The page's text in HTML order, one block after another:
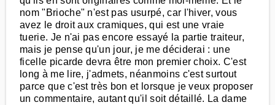
nom "Brioche" n'est pas usurpé, car l'hiver, vous
avez le droit aux cramiques, qui est une vraie
tuerie. Je n'ai pas encore essayé la partie traiteur,
mais je pense qu'un jour, je me déciderai : une
ficelle picarde devra être mon premier choix. C'est
long à me lire, j'admets, néanmoins c'est surtout
parce que c'est très bon et lorsque je veux proposer
un commentaire, autant qu'il soit détaillé. La dame